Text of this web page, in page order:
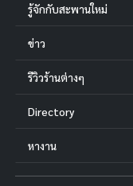
รู้จักกับสะพานใหม่
ข่าว
รีวิวร้านต่างๆ
Directory
หางาน